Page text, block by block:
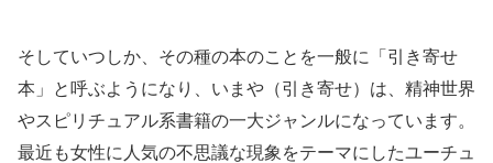
そしていつしか、その種の本のことを一般に「引き寄せ
本」と呼ぶようになり、いまや（引き寄せ）は、精神世界
やスピリチュアル系書籍の一大ジャンルになっています。
最近も女性に人気の不思議な現象をテーマにしたユーチュ